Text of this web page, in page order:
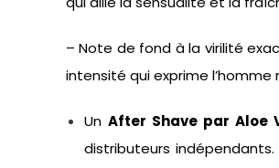
– Note de fond à la virilité
intensité qui exprime
Un After Shave par Aloe
distributeurs indépendants.